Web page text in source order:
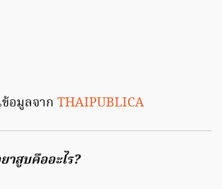
อมูลจาก THAIPUBLICA
าสูบคืออะไร?